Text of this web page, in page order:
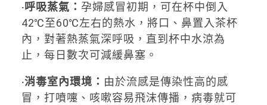
‧呼吸蒸氣： 孕婦感冒初期，可在杯中倒入
42℃至60℃左右的熱水，將口、鼻置入茶杯
內，對著熱蒸氣深呼吸，直到杯中水涼為
止，每日數次可減緩鼻塞。
‧消毒室內環境： 由於流感是傳染性高的感
冒，打噴嚏、咳嗽容易飛沫傳播，病毒就可